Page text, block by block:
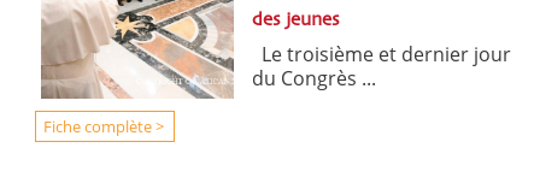
des jeunes
Le troisième et dernier jour
du Congrès ...
Fiche complète >